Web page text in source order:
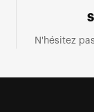
N'hésitez